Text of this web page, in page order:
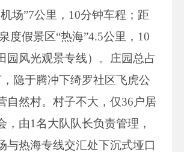
场”7公里，10分钟车程；距
度假景区“热海”4.5公里，10
园风光观景专线）。庄园总占
隐于腾冲下绮罗社区飞虎公
自然村。村子不大，仅36户居
，由1名大队队长负责管理，
与热海专线交汇处下沉式垭口